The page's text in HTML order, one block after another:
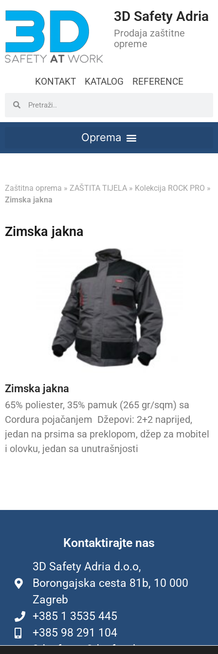
3D Safety Adria
Prodaja zaštitne
opreme
KONTAKT KATALOG REFERENCE
Zaštitna oprema » ZAŠTITA TIJELA » Kolekcija ROCK PRO »
Zimska jakna
Zimska jakna
Zimska jakna
65% poliester, 35% pamuk (265 gr/sqm) sa
Cordura pojačanjem Džepovi: 2+2 naprijed,
jedan na prsima sa preklopom, džep za mobitel
i olovku, jedan sa unutrašnjosti
Kontaktirajte nas
3D Safety Adria d.o.o,
Borongajska cesta 81b, 10 000
Zagreb
+385 1 3535 445
+385 98 291 104
3dsafety@3dsafety.hr